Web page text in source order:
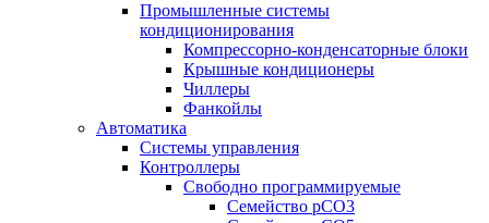
Промышленные системы
кондиционирования
Компрессорно-конденсаторные блоки
Крышные кондиционеры
Чиллеры
Фанкойлы
Автоматика
Системы управления
Контроллеры
Свободно программируемые
Семейство pCO3